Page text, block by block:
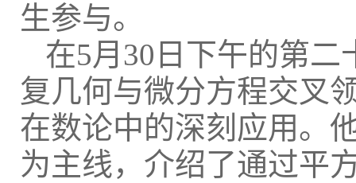
生参与。
在5月30日下午的第
复几何与微分方程交叉
在数论中的深刻应用。
为主线，介绍了通过平